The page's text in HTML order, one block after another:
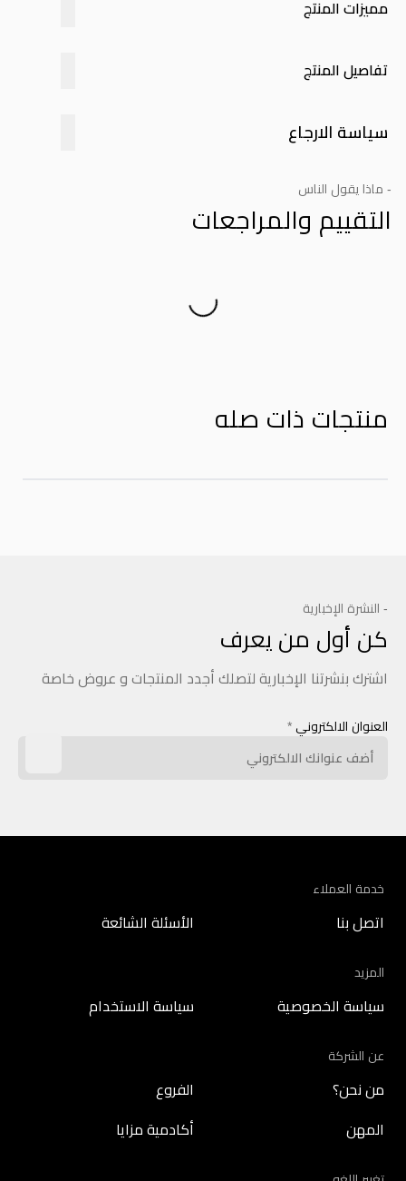
مميزات المنتج
تفاصيل المنتج
سياسة الارجاع
- ماذا يقول الناس
التقييم والمراجعات
منتجات ذات صله
- النشرة الإخبارية
كن أول من يعرف
اشترك بنشرتنا الإخبارية لتصلك أجدد المنتجات و عروض خاصة
العنوان الالكتروني *
خدمة العملاء
اتصل بنا الأسئلة الشائعة
المزيد
سياسة الخصوصية سياسة الاستخدام
عن الشركة
من نحن؟ الفروع
المهن أكادمية مزايا